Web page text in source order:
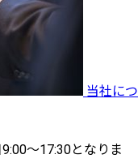
当社につ
～17:30となりま